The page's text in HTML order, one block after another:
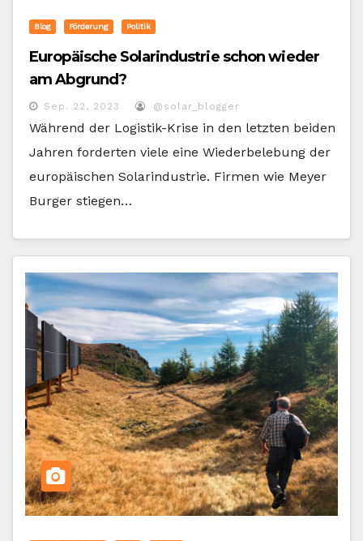
Blog Förderung Politik
Europäische Solarindustrie schon wieder
am Abgrund?
Sep. 22, 2023 @solar_blogger
Während der Logistik-Krise in den letzten beiden
Jahren forderten viele eine Wiederbelebung der
europäischen Solarindustrie. Firmen wie Meyer
Burger stiegen…